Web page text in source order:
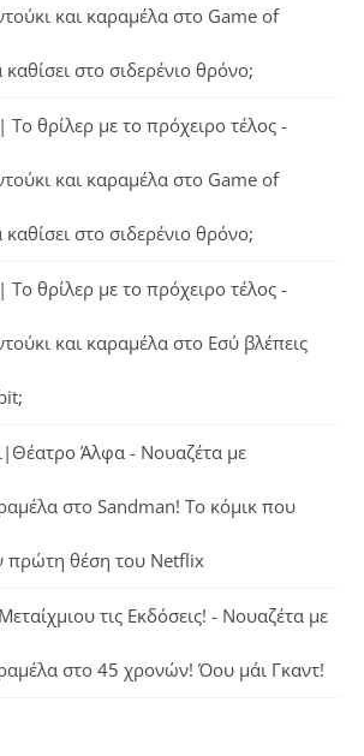
και καραμέλα στο Game of
στο σιδερένιο θρόνο;
θρίλερ με το πρόχειρο τέλος -
και καραμέλα στο Game of
στο σιδερένιο θρόνο;
θρίλερ με το πρόχειρο τέλος -
και καραμέλα στο Εσύ βλέπεις
Άλφα - Νουαζέτα με
στο Sandman! Το κόμικ που
πρώτη θέση του Netflix
τις Εκδόσεις! - Νουαζέτα με
στο 45 χρονών! Όου μάι Γκαντ!